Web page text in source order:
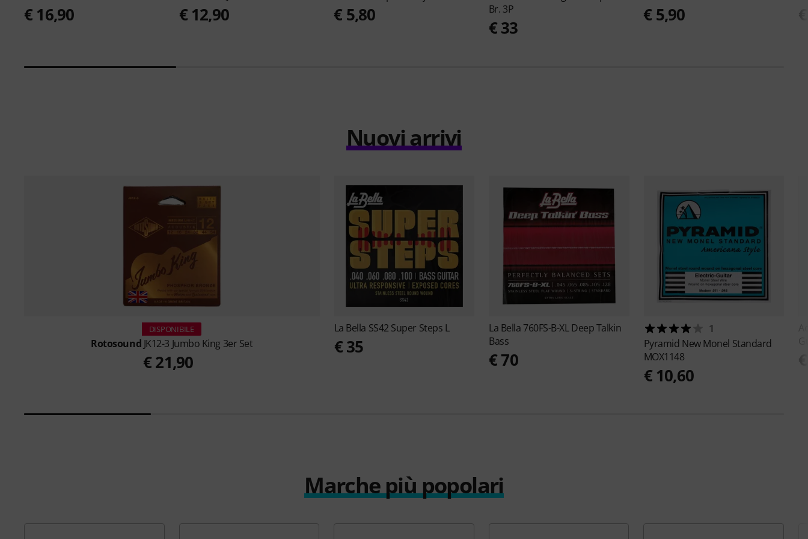
€ 16,90 € 12,90 € 5,80
Br. 3P
€ 33
€ 5,90
Nuovi arrivi
DISPONIBILE
Rotosound JK12-3 Jumbo King 3er Set
€ 21,90
La Bella SS42 Super Steps L
€ 35
La Bella 760FS-B-XL Deep Talkin
Bass
€ 70
1
Pyramid New Monel Standard
MOX1148
€ 10,60
Marche più popolari